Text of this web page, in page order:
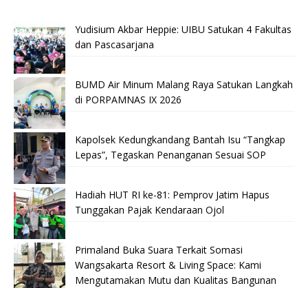
Yudisium Akbar Heppie: UIBU Satukan 4 Fakultas
dan Pascasarjana
BUMD Air Minum Malang Raya Satukan Langkah
di PORPAMNAS IX 2026
Kapolsek Kedungkandang Bantah Isu “Tangkap
Lepas”, Tegaskan Penanganan Sesuai SOP
Hadiah HUT RI ke-81: Pemprov Jatim Hapus
Tunggakan Pajak Kendaraan Ojol
Primaland Buka Suara Terkait Somasi
Wangsakarta Resort & Living Space: Kami
Mengutamakan Mutu dan Kualitas Bangunan